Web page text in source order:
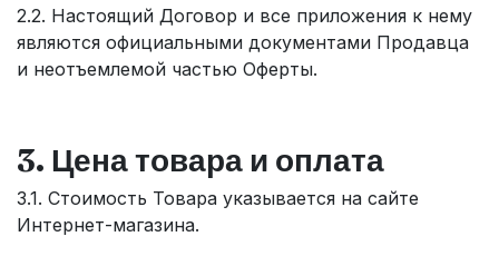
2.2. Настоящий Договор и все приложения к нему
являются официальными документами Продавца
и неотъемлемой частью Оферты.
3. Цена товара и оплата
3.1. Стоимость Товара указывается на сайте
Интернет-магазина.